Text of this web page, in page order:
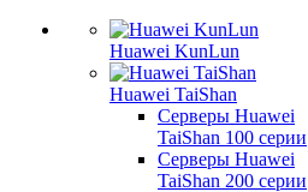
Huawei KunLun
Huawei TaiShan
Серверы Huawei
TaiShan 100 серии
Серверы Huawei
TaiShan 200 серии